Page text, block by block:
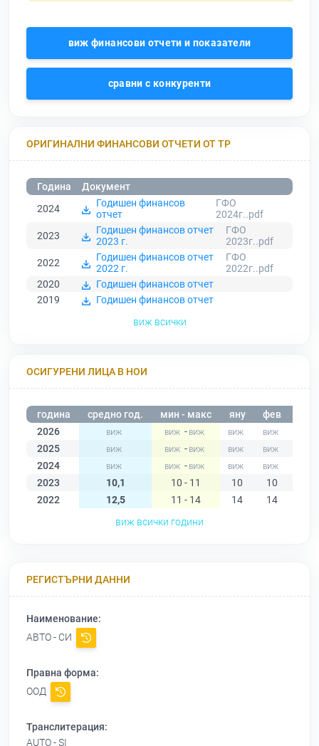
виж финансови отчети и показатели
сравни с конкуренти
ОРИГИНАЛНИ ФИНАНСОВИ ОТЧЕТИ ОТ ТР
Година
Документ
2024
Годишен финансов
отчет
ГФО
2024г..pdf
2023
Годишен финансов отчет
2023 г.
ГФО
2023г..pdf
2022
Годишен финансов отчет
2022 г.
ГФО
2022г..pdf
2020
Годишен финансов отчет
2019
Годишен финансов отчет
виж всички
ОСИГУРЕНИ ЛИЦА В НОИ
година средно год. мин - макс яну фев
2026
-
2025
-
2024
-
2023
10,1 10 - 11 10 10
2022
12,5 11 - 14 14 14
виж всички години
РЕГИСТЪРНИ ДАННИ
Наименование:
АВТО - СИ
Правна форма:
ООД
Транслитерация:
AUTO - SI